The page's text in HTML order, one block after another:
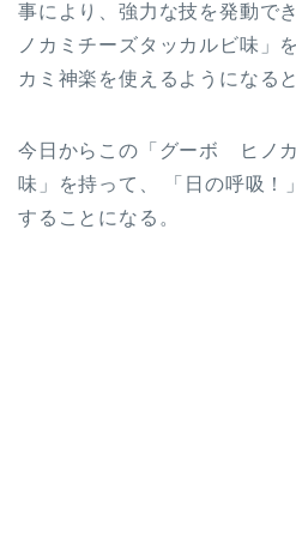
事により、強力な技を発動で
ノカミチーズタッカルビ味」
カミ神楽を使えるようになる
今日からこの「グーボ ヒノ
味」を持って、 「日の呼吸！
することになる。